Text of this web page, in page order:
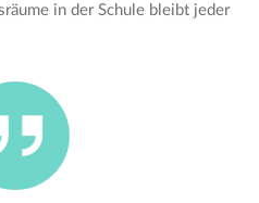
in der Schule bleibt jeder